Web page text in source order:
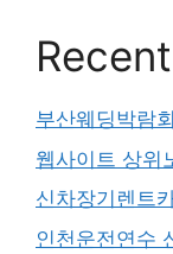
부산웨딩박람
웹사이트 상위
신차장기렌트
인천운전연수